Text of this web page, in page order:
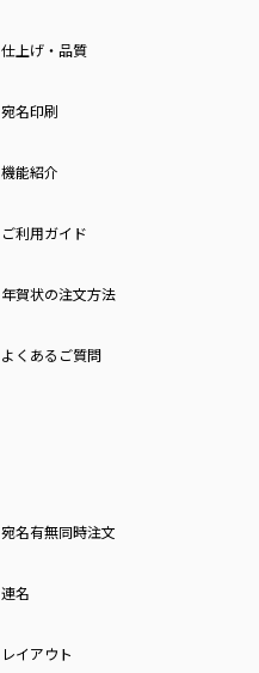
仕上げ・品質
宛名印刷
機能紹介
ご利用ガイド
年賀状の注文方法
よくあるご質問
宛名有無同時注文
連名
レイアウト